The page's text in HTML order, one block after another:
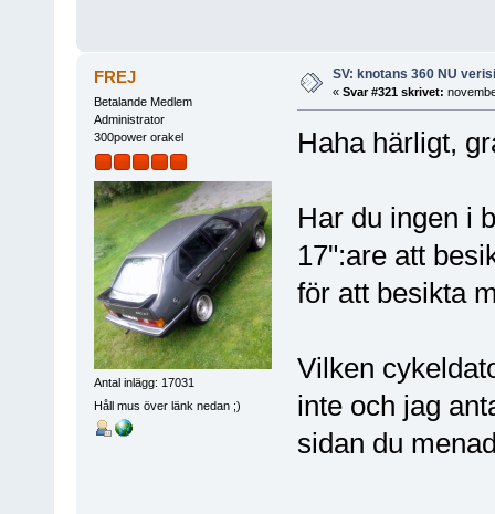
FREJ
Betalande Medlem
Administrator
300power orakel
Antal inlägg: 17031
Håll mus över länk nedan ;)
SV: knotans 360 NU
« Svar #321 skrivet:
Haha härligt,
Har du ingen i
17":are att
för att besikta
Vilken
inte och jag
sidan du